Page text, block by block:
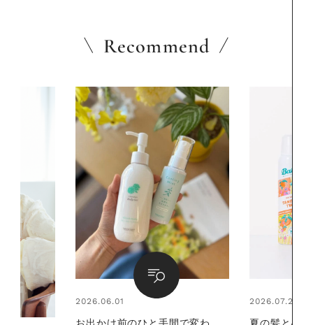
Recommend
2026.07.24 2026.06.01